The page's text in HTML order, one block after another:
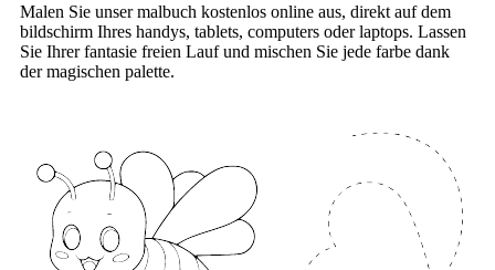
Malen Sie unser malbuch kostenlos online aus, direkt auf dem
bildschirm Ihres handys, tablets, computers oder laptops. Lassen
Sie Ihrer fantasie freien Lauf und mischen Sie jede farbe dank
der magischen palette.